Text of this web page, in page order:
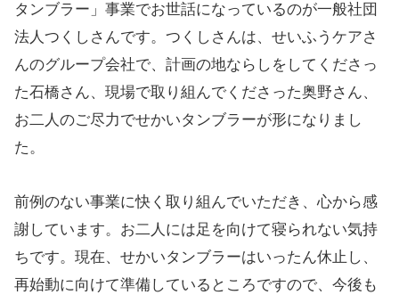
タンブラー」事業でお世話になっているのが一般社団
法人つくしさんです。つくしさんは、せいふうケアさ
んのグループ会社で、計画の地ならしをしてくださっ
た石橋さん、現場で取り組んでくださった奥野さん、
お二人のご尽力でせかいタンブラーが形になりまし
た。
前例のない事業に快く取り組んでいただき、心から感
謝しています。お二人には足を向けて寝られない気持
ちです。現在、せかいタンブラーはいったん休止し、
再始動に向けて準備しているところですので、今後も